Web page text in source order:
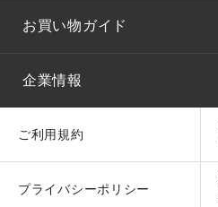
お買い物ガイド
企業情報
ご利用規約
プライバシーポリシー